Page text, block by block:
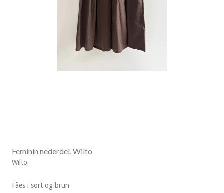
Feminin nederdel, Wilto
Wilto
Fåes i sort og brun